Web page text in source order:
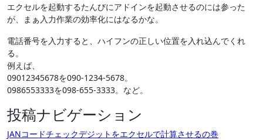
エクセルを起動するたんびにアドインを起動させるのには参った
が、まぁ入力作業の効率化にはなるかな。
電話番号を入力すると、ハイフンの正しい位置を入れ込んでくれ
る。
例えば、
09012345678を090-1234-5678。
0986553333を098-655-3333。など。
投稿ナビゲーション
JANコードチェックデジットをエクセルで計算させるの巻